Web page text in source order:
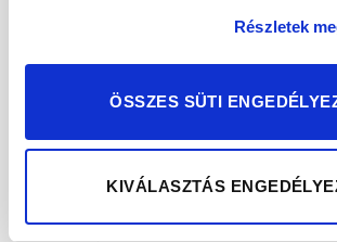
Részletek
ÖSSZES SÜTI
KIVÁLASZTÁS
2022. szeptember
2022. augusztus
2022. július
2022. június